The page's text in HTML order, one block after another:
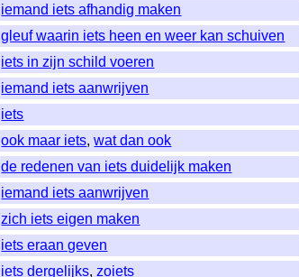
iemand iets afhandig maken
gleuf waarin iets heen en weer kan schuiven
iets in zijn schild voeren
iemand iets aanwrijven
iets
ook maar iets,wat dan ook
de redenen van iets duidelijk maken
iemand iets aanwrijven
zich iets eigen maken
iets eraan geven
iets dergelijks,zoiets